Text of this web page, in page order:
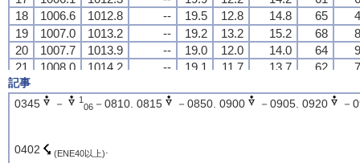
18
1006.6 1012.8 -- 19.5 12.8 14.8 65
19
1007.0 1013.2 -- 19.2 13.2 15.2 68
20
1007.7 1013.9 -- 19.0 12.0 14.0 64
21
1008.0 1014.2 -- 19.1 11.7 13.7 62
22
23
1008.2 1014.4 -- 18.3 11.1 13.2 63
18
1006.6 1012.8 -- 19.5 12.8 14.8 65
19
1007.0 1013.2 -- 19.2 13.2 15.2 68
20
1007.7 1013.9 -- 19.0 12.0 14.0 64
21
1008.0 1014.2 -- 19.1 11.7 13.7 62
22
23
1008.2 1014.4 -- 18.3 11.1 13.2 63
18
1006.6 1012.8 -- 19.5 12.8 14.8 65
19
1007.0 1013.2 -- 19.2 13.2 15.2 68
20
1007.7 1013.9 -- 19.0 12.0 14.0 64
21
1008.0 1014.2 -- 19.1 11.7 13.7 62
22
23
1008.2 1014.4 -- 18.3 11.1 13.2 63
18
1006.6 1012.8 -- 19.5 12.8 14.8 65
19
1007.0 1013.2 -- 19.2 13.2 15.2 68
20
1007.7 1013.9 -- 19.0 12.0 14.0 64
21
1008.0 1014.2 -- 19.1 11.7 13.7 62
22
23
1008.2 1014.4 -- 18.3 11.1 13.2 63
記事
0345
－ 1
06－0810. 0815 －0850. 0900 －0905. 0920 －
0402 (ENE40以上)